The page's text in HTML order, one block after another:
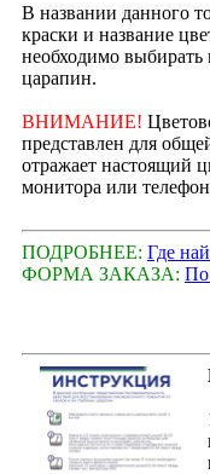
В названии данного
краски и название
необходимо выбирать
царапин.
ВНИМАНИЕ!
представлен для
отражает настоящий
монитора или
ПОДРОБНЕЕ: Где
ФОРМА ЗАКАЗА: По